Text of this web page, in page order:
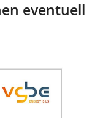
eventuell